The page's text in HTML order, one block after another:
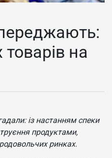
на
із настанням спеки
продуктами,
ринках.